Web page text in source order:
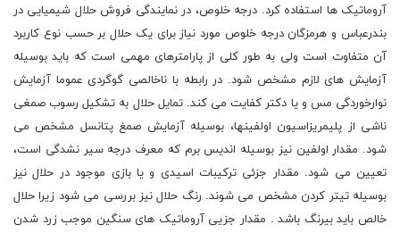
آروماتیک ها استفاده کرد. درجه خلوص، در نمایندگی فروش حلال شیمیایی در
بندرعباس و هرمزگان درجه خلوص مورد نیاز برای یک حلال بر حسب نوع کاربرد
آن متفاوت است ولی به طور کلی از پارامترهای مهمی است که باید بوسیله
آزمایش های لازم مشخص شود. در رابطه با ناخالصی گوگردی عموما آزمایش
نوارخوردگی مس و یا دکتر کفایت می کند. تمایل حلال به تشکیل رسوب صمغی
ناشی از پلیمریزاسیون اولفینها، بوسیله آزمایش صمغ پتانسل مشخص می
شود. مقدار اولفین نیز بوسیله اندیس برم که معرف درجه سیر نشدگی است،
تعیین می شود. مقدار جزئی ترکیبات اسیدی و یا بازی موجود در حلال نیز
بوسیله تیتر کردن مشخص می شوند. رنگ حلال نیز بررسی می شود زیرا حلال
خالص باید بیرنگ باشد . مقدار جزیی آروماتیک های سنگین موجب زرد شدن